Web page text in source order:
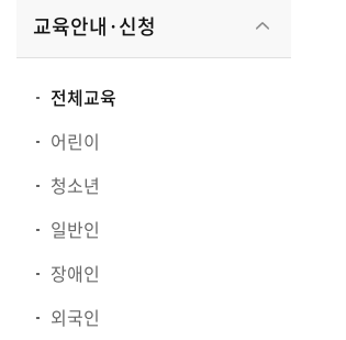
교육안내·신청
전체교육
어린이
청소년
일반인
장애인
외국인